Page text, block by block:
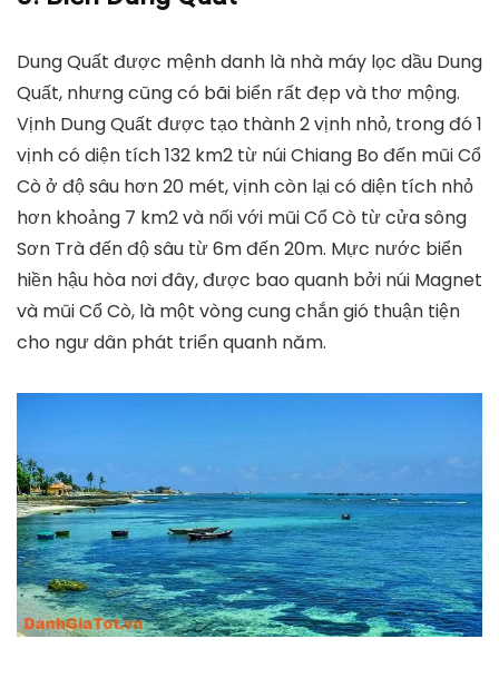
Dung Quất được mệnh danh là nhà máy lọc dầu Dung
Quất, nhưng cũng có bãi biển rất đẹp và thơ mộng.
Vịnh Dung Quất được tạo thành 2 vịnh nhỏ, trong đó 1
vịnh có diện tích 132 km2 từ núi Chiang Bo đến mũi Cổ
Cò ở độ sâu hơn 20 mét, vịnh còn lại có diện tích nhỏ
hơn khoảng 7 km2 và nối với mũi Cổ Cò từ cửa sông
Sơn Trà đến độ sâu từ 6m đến 20m. Mực nước biển
hiền hậu hòa nơi đây, được bao quanh bởi núi Magnet
và mũi Cổ Cò, là một vòng cung chắn gió thuận tiện
cho ngư dân phát triển quanh năm.